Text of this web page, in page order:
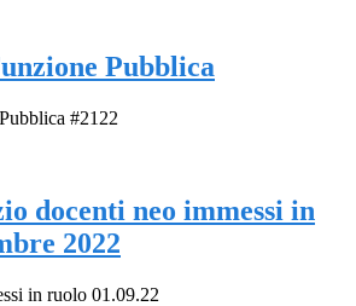
Pubblica
#2122
docenti neo immessi in
2022
in ruolo 01.09.22